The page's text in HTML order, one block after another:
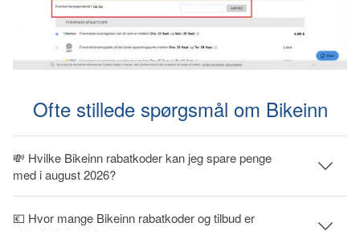
Ofte stillede spørgsmål om Bikeinn
💸 Hvilke Bikeinn rabatkoder kan jeg spare penge
med i august 2026?
💶 Hvor mange Bikeinn rabatkoder og tilbud er